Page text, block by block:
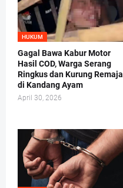
HUKUM
Gagal Bawa Kabur Motor
Hasil COD, Warga Serang
Ringkus dan Kurung Remaja
di Kandang Ayam
April 30, 2026